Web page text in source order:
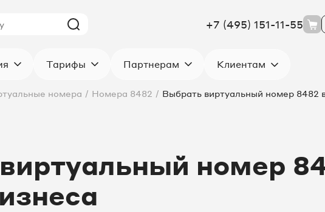
+7 (495) 151-11-55
Тарифы Партнерам Клиентам
номера / Номера 8482 / Выбрать виртуальный номер 8482
номер